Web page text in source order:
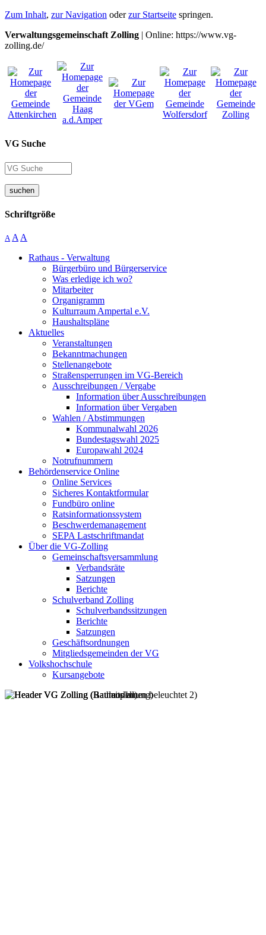
Zum Inhalt, zur Navigation oderzur Startseite springen.
Verwaltungsgemeinschaft Zolling | Online: https://www.vg-
zolling.de/
VG Suche
suchen
Schriftgröße
A A A
Rathaus - Verwaltung
Bürgerbüro und Bürgerservice
Was erledige ich wo?
Mitarbeiter
Organigramm
Kulturraum Ampertal e.V.
Haushaltspläne
Aktuelles
Veranstaltungen
Bekanntmachungen
Stellenangebote
Straßensperrungen im VG-Bereich
Ausschreibungen / Vergabe
Information über Ausschreibungen
Information über Vergaben
Wahlen / Abstimmungen
Kommunalwahl 2026
Bundestagswahl 2025
Europawahl 2024
Notrufnummern
Behördenservice Online
Online Services
Sicheres Kontaktformular
Fundbüro online
Ratsinformationssystem
Beschwerdemanagement
SEPA Lastschriftmandat
Über die VG-Zolling
Gemeinschaftsversammlung
Verbandsräte
Satzungen
Berichte
Schulverband Zolling
Schulverbandssitzungen
Berichte
Satzungen
Geschäftsordnungen
Mitgliedsgemeinden der VG
Volkshochschule
Kursangebote